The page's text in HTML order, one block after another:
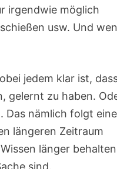
irgendwie möglich
usw. Und
jedem klar ist,
gelernt zu haben.
Das nämlich folgt
längeren Zeitraum
länger behalten
sind.